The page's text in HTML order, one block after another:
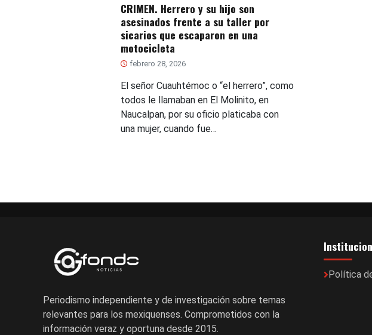
CRIMEN. Herrero y su hijo son
asesinados frente a su taller por
sicarios que escaparon en una
motocicleta
febrero 28, 2026
El señor Cuauhtémoc o “el herrero”, como
todos le llamaban en El Molinito, en
Naucalpan, por su oficio platicaba con
una mujer, cuando fue…
Periodismo independiente y de investigación sobre temas
relevantes para los mexiquenses. Comprometidos con la
información veraz y oportuna desde 2015.
Política